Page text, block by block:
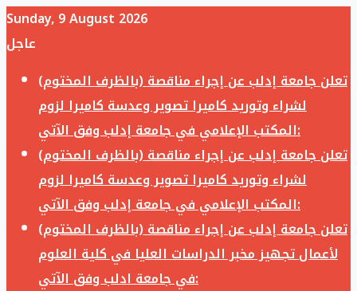
Sunday, 9 August 2026
عاجل
تعلن جامعة إدلب عن إجراء مناقصة (بالظرف المختوم)
لشراء وتوريد كاميرا تصوير وعدسة كاميرا لزوم
المكتب الإعلامي في جامعة إدلب وفق الآتي:
تعلن جامعة إدلب عن إجراء مناقصة (بالظرف المختوم)
لشراء وتوريد كاميرا تصوير وعدسة كاميرا لزوم
المكتب الإعلامي في جامعة إدلب وفق الآتي:
تعلن جامعة إدلب عن إجراء مناقصة (بالظرف المختوم)
لأعمال تجهيز مخبر الدراسات العليا في كلية العلوم
في جامعة ادلب وفق الآتي: